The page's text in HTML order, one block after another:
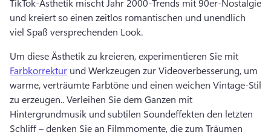
TikTok-Ästhetik mischt Jahr 2000-Trends mit 90er-Nostalgie
und kreiert so einen zeitlos romantischen und unendlich
viel Spaß versprechenden Look.
Um diese Ästhetik zu kreieren, experimentieren Sie mit
Farbkorrektur und Werkzeugen zur Videoverbesserung, um
warme, verträumte Farbtöne und einen weichen Vintage-Stil
zu erzeugen.. Verleihen Sie dem Ganzen mit
Hintergrundmusik und subtilen Soundeffekten den letzten
Schliff – denken Sie an Filmmomente, die zum Träumen